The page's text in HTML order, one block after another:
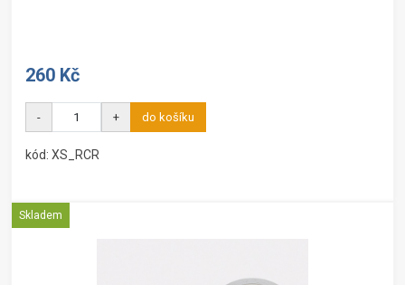
260 Kč
- + do košíku
kód: XS_RCR
Skladem